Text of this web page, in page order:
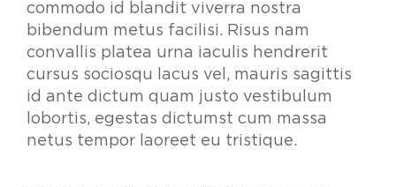
commodo id blandit viverra nostra
bibendum metus facilisi. Risus nam
convallis platea urna iaculis hendrerit
cursus sociosqu lacus vel, mauris sagittis
id ante dictum quam justo vestibulum
lobortis, egestas dictumst cum massa
netus tempor laoreet eu tristique.